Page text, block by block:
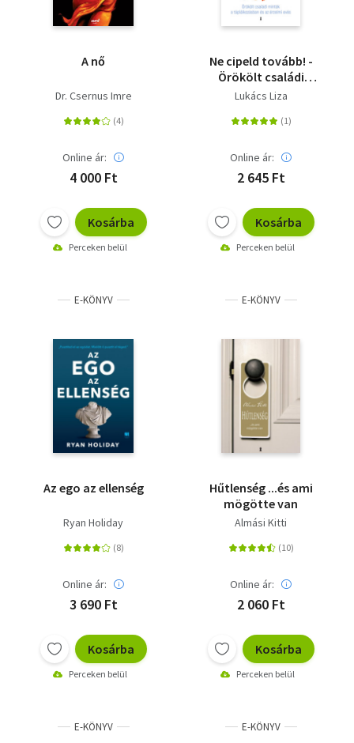
A nő
Dr. Csernus Imre
Online ár:
4 000 Ft
Kosárba
Perceken belül
Ne cipeld tovább! -
Örökölt családi
minták a
érzelmi evés
Lukács Liza
Online ár:
2 645 Ft
Kosárba
Perceken belül
E-KÖNYV
Az ego az ellenség
Ryan Holiday
Online ár:
3 690 Ft
Kosárba
Perceken belül
E-KÖNYV
Hűtlenség ...és ami
mögötte van
Almási Kitti
Online ár:
2 060 Ft
Kosárba
Perceken belül
E-KÖNYV E-KÖNYV